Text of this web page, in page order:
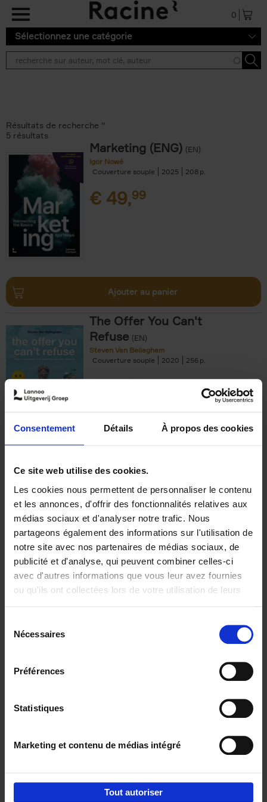
Consentement Détails À propos des cookies
Ce site web utilise des cookies.
Les cookies nous permettent de personnaliser le contenu
et les annonces, d'offrir des fonctionnalités relatives aux
médias sociaux et d'analyser notre trafic. Nous
partageons également des informations sur l'utilisation de
notre site avec nos partenaires de médias sociaux, de
publicité et d'analyse, qui peuvent combiner celles-ci
avec d'autres informations que vous leur avez fournies
ou qu'ils ont collectées lors de votre utilisation de leurs
Nécessaires
Préférences
Statistiques
Marketing et contenu de médias intégré
Tout autoriser
Aller au contenu principal
0
Sélectionnez une catégorie
Résultats de recherche ''
5 résultats
Marketing (ENG) (EN)
Igor Nowé
Couverture souple
2025 208
€ 49,99
Ajouter au panier
The Offer You Can't
Refuse (EN)
Steven Van Belleghem
Couverture souple
2020 256
€37,50
Building Bonds = Building
Business
Jochen Roef Jozefien De Feyter
Carolien Boom
Couverture souple
2025 200
€29,99
Digital marketing like a PRO -
completely revised edition (EN)